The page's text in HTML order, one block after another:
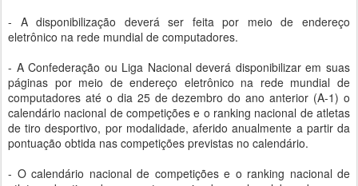
- A disponibilização deverá ser feita por meio de endereço
eletrônico na rede mundial de computadores.
- A Confederação ou Liga Nacional deverá disponibilizar em suas
páginas por meio de endereço eletrônico na rede mundial de
computadores até o dia 25 de dezembro do ano anterior (A-1) o
calendário nacional de competições e o ranking nacional de atletas
de tiro desportivo, por modalidade, aferido anualmente a partir da
pontuação obtida nas competições previstas no calendário.
- O calendário nacional de competições e o ranking nacional de